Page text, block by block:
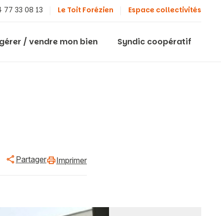
77 33 08 13 Le Toit Forézien Espace collectivités
/ vendre mon bien Syndic coopératif
Partager Imprimer